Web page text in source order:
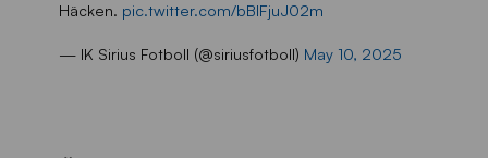
Häcken. pic.twitter.com/bBIFjuJ02m
— IK Sirius Fotboll (@siriusfotboll) May 10, 2025